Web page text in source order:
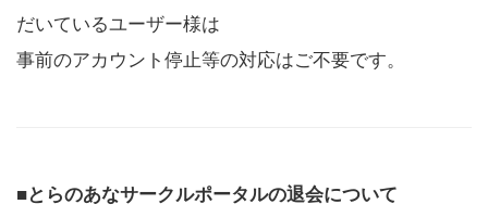
だいているユーザー様は
事前のアカウント停止等の対応はご不要です。
■とらのあなサークルポータルの退会について